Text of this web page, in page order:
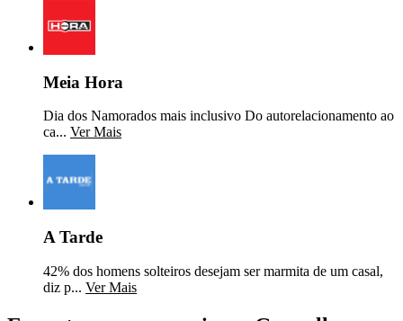
Meia Hora
Dia dos Namorados mais inclusivo Do autorelacionamento ao
ca... Ver Mais
A Tarde
42% dos homens solteiros desejam ser marmita de um casal,
diz p... Ver Mais